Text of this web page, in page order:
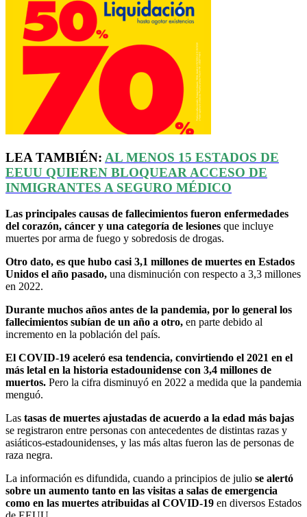
LEA TAMBIÉN: AL MENOS 15 ESTADOS DE
EEUU QUIEREN BLOQUEAR ACCESO DE
INMIGRANTES A SEGURO MÉDICO
Las principales causas de fallecimientos fueron enfermedades
del corazón, cáncer y una categoría de lesiones que incluye
muertes por arma de fuego y sobredosis de drogas.
Otro dato, es que hubo casi 3,1 millones de muertes en Estados
Unidos el año pasado, una disminución con respecto a 3,3 millones
en 2022.
Durante muchos años antes de la pandemia, por lo general los
fallecimientos subían de un año a otro, en parte debido al
incremento en la población del país.
El COVID-19 aceleró esa tendencia, convirtiendo el 2021 en el
más letal en la historia estadounidense con 3,4 millones de
muertos. Pero la cifra disminuyó en 2022 a medida que la pandemia
menguó.
Las tasas de muertes ajustadas de acuerdo a la edad más bajas
se registraron entre personas con antecedentes de distintas razas y
asiáticos-estadounidenses, y las más altas fueron las de personas de
raza negra.
La información es difundida, cuando a principios de julio se alertó
sobre un aumento tanto en las visitas a salas de emergencia
como en las muertes atribuidas al COVID-19 en diversos Estados